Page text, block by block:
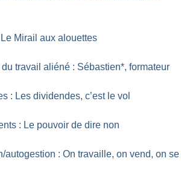
Mirail aux alouettes
travail aliéné : Sébastien*, formateur
: Les dividendes, c’est le vol
: Le pouvoir de dire non
autogestion : On travaille, on vend, on se